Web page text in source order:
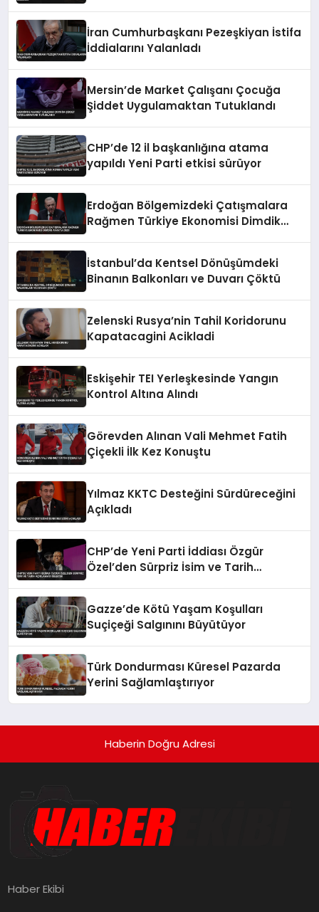
İran Cumhurbaşkanı Pezeşkiyan İstifa
İddialarını Yalanladı
Mersin’de Market Çalışanı Çocuğa
Şiddet Uygulamaktan Tutuklandı
CHP’de 12 il başkanlığına atama
yapıldı Yeni Parti etkisi sürüyor
Erdoğan Bölgemizdeki Çatışmalara
Rağmen Türkiye Ekonomisi Dimdik
İstanbul’da Kentsel Dönüşümdeki
Binanın Balkonları ve Duvarı Çöktü
Zelenski Rusya’nin Tahil Koridorunu
Kapatacagini Acikladi
Eskişehir TEI Yerleşkesinde Yangın
Kontrol Altına Alındı
Görevden Alınan Vali Mehmet Fatih
Çiçekli İlk Kez Konuştu
Yılmaz KKTC Desteğini Sürdüreceğini
Açıkladı
CHP’de Yeni Parti İddiası Özgür
Özel’den Sürpriz İsim ve Tarih
Gazze’de Kötü Yaşam Koşulları
Suçiçeği Salgınını Büyütüyor
Türk Dondurması Küresel Pazarda
Yerini Sağlamlaştırıyor
Haberin Doğru Adresi
Haber Ekibi